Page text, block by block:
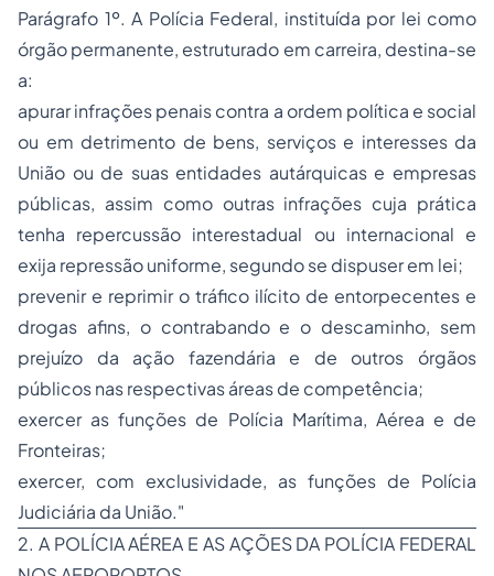
Parágrafo 1º. A Polícia Federal, instituída por lei como
órgão permanente, estruturado em carreira, destina-se
a:
apurar infrações penais contra a ordem política e social
ou em detrimento de bens, serviços e interesses da
União ou de suas entidades autárquicas e empresas
públicas, assim como outras infrações cuja prática
tenha repercussão interestadual ou internacional e
exija repressão uniforme, segundo se dispuser em lei;
prevenir e reprimir o tráfico ilícito de entorpecentes e
drogas afins, o contrabando e o descaminho, sem
prejuízo da ação fazendária e de outros órgãos
públicos nas respectivas áreas de competência;
exercer as funções de Polícia Marítima, Aérea e de
Fronteiras;
exercer, com exclusividade, as funções de Polícia
Judiciária da União."
2. A POLÍCIA AÉREA E AS AÇÕES DA POLÍCIA FEDERAL